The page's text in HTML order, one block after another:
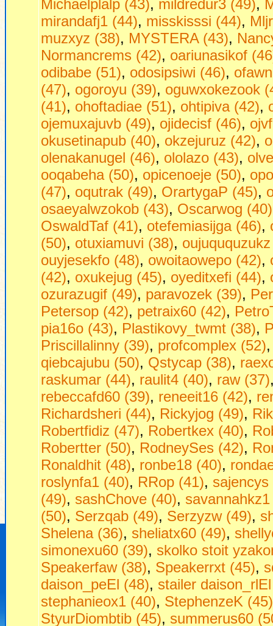
Michaelplalp (43), mildredur3 (49),
mirandafj1 (44), misskisssi (44),
muzxyz (38), MYSTERA (43),
Normancrems (42), oariunasikof
odibabe (51), odosipsiwi (46),
(47), ogoroyu (39), oguwxokezook
(41), ohoftadiae (51), ohtipiva (42),
ojemuxajuvb (49), ojidecisf (46),
okusetinapub (40), okzejuruz (42),
olenakanugel (46), ololazo (43),
ooqabeha (50), opicenoeje (50),
(47), oqutrak (49), OrartygaP (45),
osaeyalwzokob (43), Oscarwog (40)
OswaldTaf (41), otefemiasijga (46),
(50), otuxiamuvi (38),
ouyjesekfo (48), owoitaowepo (42),
(42), oxukejug (45), oyeditxefi (44),
ozurazugif (49), paravozek (39),
Petersop (42), petraix60 (42),
pia16o (43), Plastikovy_twmt (38),
Priscillalinny (39), profcomplex (52)
qiebcajubu (50), Qstycap (38),
raskumar (44), raulit4 (40), raw (37)
rebeccafd60 (39), reneeit16 (42),
Richardsheri (44), Rickyjog (49),
Robertfidiz (47), Robertkex (40),
Robertter (50), RodneySes (42),
Ronaldhit (48), ronbe18 (40),
roslynfa1 (40), RRop (41), sajencys
(49), sashChove (40),
(50), Serzqab (49), Serzyzw (49),
Shelena (36), sheliatx60 (49),
simonexu60 (39), skolko stoit
Speakerfaw (38), Speakerrxt (45),
daison_peEl (48), stailer
stephanieox1 (40), StephenzeK (45)
StyurDiombtib (45), summerus60